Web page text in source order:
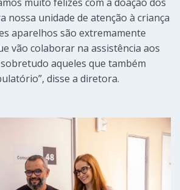
nossa unidade de atenção à criança
aparelhos são extremamente
vão colaborar na assistência aos
aqueles que também
disse a diretora.